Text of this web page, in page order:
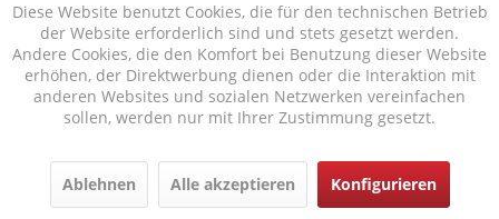
Mohnsteg 10 - 23569 Lübeck - Germany
+49 (0)451 - 290 7027
Diese Website benutzt Cookies, die für den technischen Betrieb
der Website erforderlich sind und stets gesetzt werden.
Andere Cookies, die den Komfort bei Benutzung dieser Website
erhöhen, der Direktwerbung dienen oder die Interaktion mit
anderen Websites und sozialen Netzwerken vereinfachen
sollen, werden nur mit Ihrer Zustimmung gesetzt.
Ablehnen Alle akzeptieren Konfigurieren